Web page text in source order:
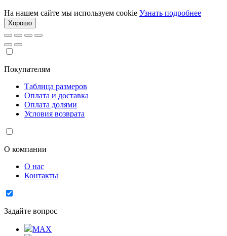
На нашем сайте мы используем cookie Узнать подробнее
Хорошо
Покупателям
Таблица размеров
Оплата и доставка
Оплата долями
Условия возврата
О компании
О нас
Контакты
Задайте вопрос
MAX